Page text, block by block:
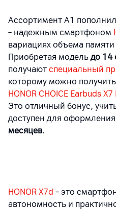
Ассортимент А1
– надежным смартфоном
вариациях объема
Приобретая модельдо 14
получают специальный
которому можно
HONOR CHOICE Earbuds X7
Это отличный бонус,
доступен для
месяцев.
HONOR X7d – это
автономность и